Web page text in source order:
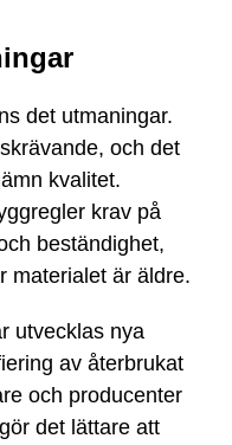
det utmaningar.
och det
kvalitet.
krav på
beständighet,
materialet är äldre.
utvecklas nya
av återbrukat
och producenter
det lättare att